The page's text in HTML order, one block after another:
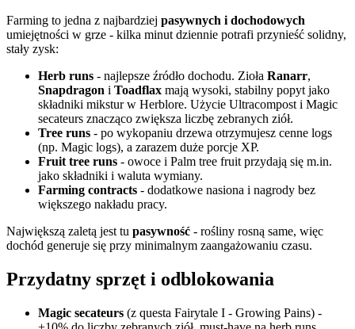
Farming to jedna z najbardziej pasywnych i dochodowych
umiejętności w grze - kilka minut dziennie potrafi przynieść solidny,
stały zysk:
Herb runs - najlepsze źródło dochodu. Zioła Ranarr,
Snapdragon i Toadflax mają wysoki, stabilny popyt jako
składniki mikstur w Herblore. Użycie Ultracompost i Magic
secateurs znacząco zwiększa liczbę zebranych ziół.
Tree runs - po wykopaniu drzewa otrzymujesz cenne logs
(np. Magic logs), a zarazem duże porcje XP.
Fruit tree runs - owoce i Palm tree fruit przydają się m.in.
jako składniki i waluta wymiany.
Farming contracts - dodatkowe nasiona i nagrody bez
większego nakładu pracy.
Największą zaletą jest tu pasywność - rośliny rosną same, więc
dochód generuje się przy minimalnym zaangażowaniu czasu.
Przydatny sprzęt i odblokowania
Magic secateurs (z questa Fairytale I - Growing Pains) -